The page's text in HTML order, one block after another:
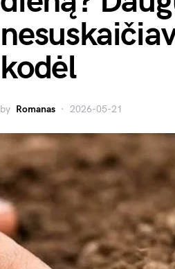
kodėl
by Romanas 2026-05-21